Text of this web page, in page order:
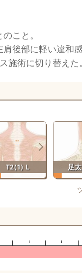
こと。
後部に軽い違和感
施術に切り替えた。
T2(1) L 足